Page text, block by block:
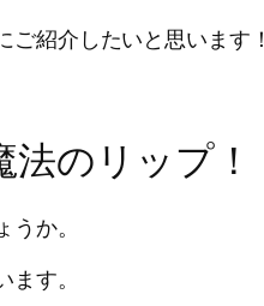
紹介したいと思います！
のリップ！
か。
す。